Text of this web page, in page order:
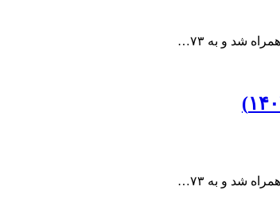
شد و به ۷۳…
شد و به ۷۳…